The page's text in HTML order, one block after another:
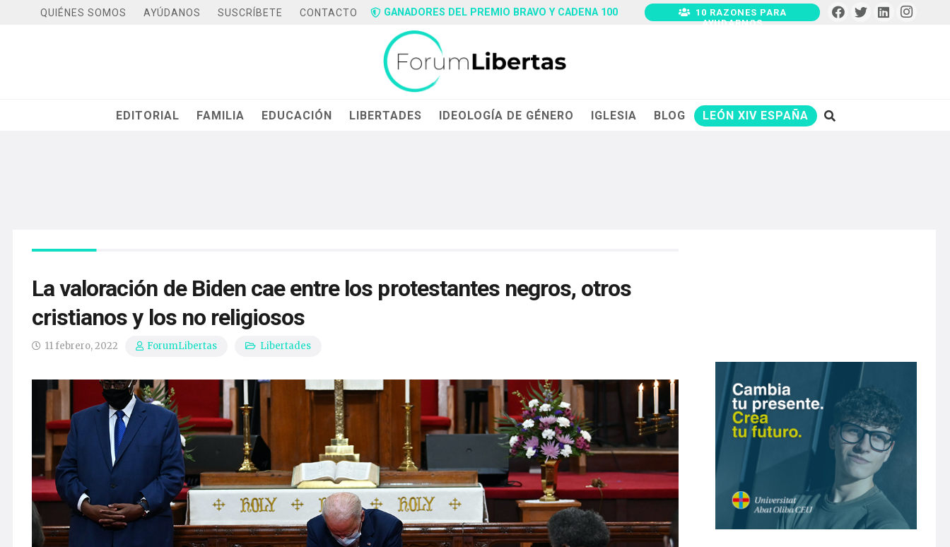
QUIÉNES SOMOS AYÚDANOS SUSCRÍBETE CONTACTO GANADORES DEL PREMIO BRAVO Y CADENA 100
10 RAZONES PARA
AYUDARNOS
EDITORIAL FAMILIA EDUCACIÓN LIBERTADES IDEOLOGÍA DE GÉNERO IGLESIA BLOG LEÓN XIV ESPAÑA
La valoración de Biden cae entre los protestantes negros, otros
cristianos y los no religiosos
11 febrero, 2022 ForumLibertas Libertades